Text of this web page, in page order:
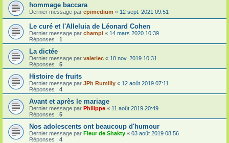
hommage baccara
Dernier message par epimedium « 12 sept. 2021 09:51
Le curé et l'Alleluia de Léonard Cohen
Dernier message par champi « 14 mars 2020 10:39
Réponses : 1
La dictée
Dernier message par valeriec « 18 nov. 2019 10:31
Réponses : 5
Histoire de fruits
Dernier message par JPh Rumilly « 12 août 2019 07:11
Réponses : 4
Avant et après le mariage
Dernier message par Philippe « 11 août 2019 20:49
Réponses : 5
Nos adolescents ont beaucoup d'humour
Dernier message par Fleur de Shakty « 03 août 2019 08:56
Réponses : 4